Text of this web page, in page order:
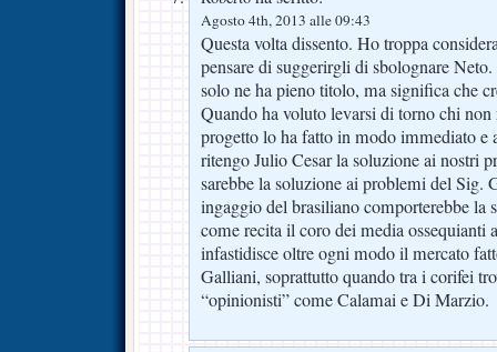
Agosto 4th, 2013 alle 09:43
Questa volta dissento. Ho troppa
pensare di suggerirgli di sbolognare
solo ne ha pieno titolo, ma significa che
Quando ha voluto levarsi di torno chi
progetto lo ha fatto in modo immediato e
ritengo Julio Cesar la soluzione ai nostri
sarebbe la soluzione ai problemi del Sig.
ingaggio del brasiliano comporterebbe
come recita il coro dei media
infastidisce oltre ogni modo il mercato
Galliani, soprattutto quando tra i corifei
“opinionisti” come Calamai e Di Marzio.